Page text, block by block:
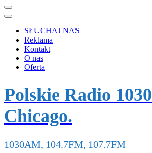
SŁUCHAJ NAS
Reklama
Kontakt
O nas
Oferta
Polskie Radio 1030
Chicago.
1030AM, 104.7FM, 107.7FM